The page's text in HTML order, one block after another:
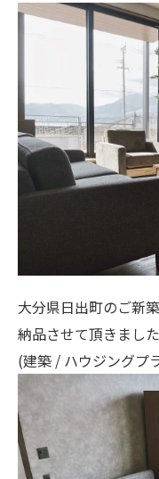
大分県日出町のご新
納品させて頂きました
(建築 / ハウジングプ